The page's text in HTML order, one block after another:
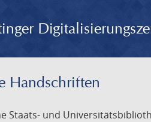
Handschriften
Staats- und